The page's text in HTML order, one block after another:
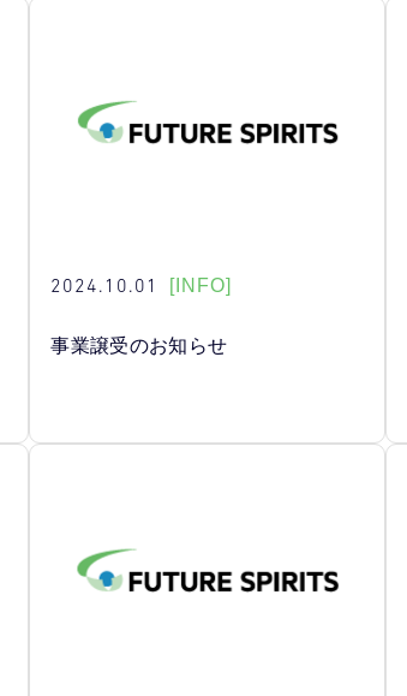
2024.10.01 [INFO]
事業譲受のお知らせ